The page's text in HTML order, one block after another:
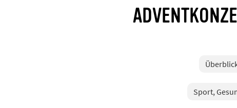
Sport,